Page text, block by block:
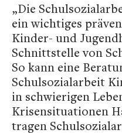
„Die
ein wichtiges
Kinder- und
Schnittstelle von
So kann eine
Schulsozialarbeit
in schwierigen
Krisensituationen
tragen